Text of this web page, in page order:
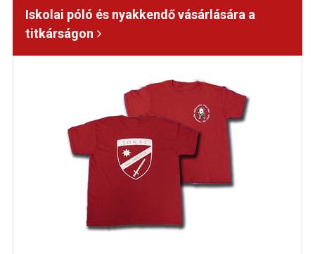
Iskolai póló és nyakkendő vásárlására a
titkárságon